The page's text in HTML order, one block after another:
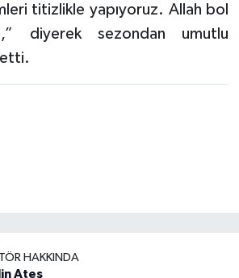
titizlikle yapıyoruz. Allah bol
diyerek sezondan umutlu
etti.
HAKKINDA
Ateş